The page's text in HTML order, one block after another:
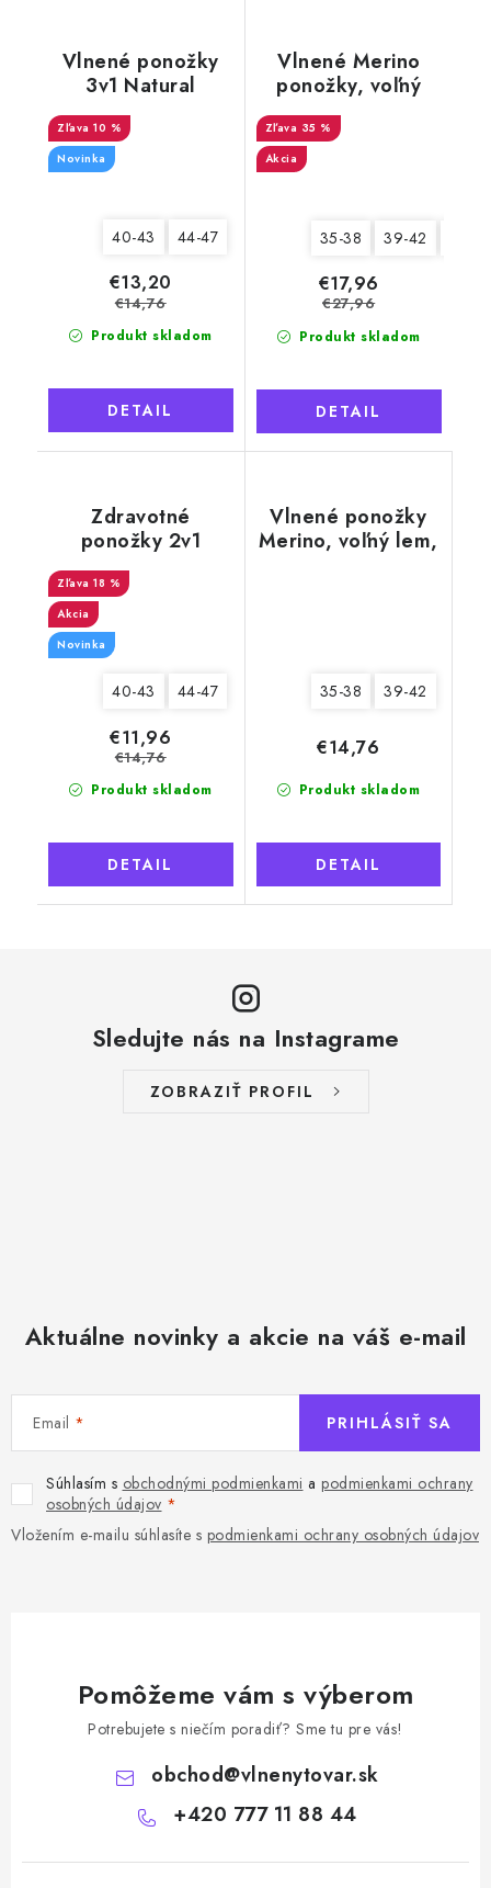
Vlnené ponožky
3v1 Natural
comfort, pánske 1
10 %
Novinka
40-43 44-47
Produkt skladom
€13,20
€14,76
DETAIL
Vlnené Merino
ponožky, voľný
lem, krémovo žltá
35 %
Akcia
35-38 39-42
Produkt skladom
€17,96
€27,96
DETAIL
Zdravotné
ponožky 2v1
Merino Natural 9
pánske, šedé
18 %
Akcia
Novinka
40-43 44-47
Produkt skladom
€11,96
€14,76
DETAIL
Vlnené ponožky
Merino, voľný lem,
35-38 39-42
Produkt skladom
€14,76
DETAIL
Sledujte nás na Instagrame
ZOBRAZIŤ PROFIL
Aktuálne novinky a akcie na váš e-mail
Email
Súhlasím s obchodnými podmienkami a podmienkami ochrany
osobných údajov
Vložením e-mailu súhlasíte s podmienkami ochrany osobných údajov
PRIHLÁSIŤ SA
Pomôžeme vám s výberom
Potrebujete s niečím poradiť? Sme tu pre vás!
obchod@vlnenytovar.sk
+420 777 11 88 44